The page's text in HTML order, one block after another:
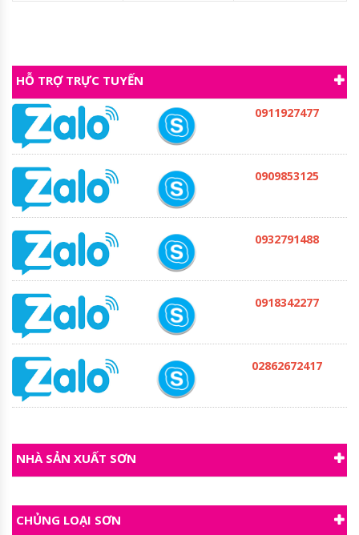
HỖ TRỢ TRỰC TUYẾN
0911927477
0909853125
0932791488
0918342277
02862672417
NHÀ SẢN XUẤT SƠN
CHỦNG LOẠI SƠN